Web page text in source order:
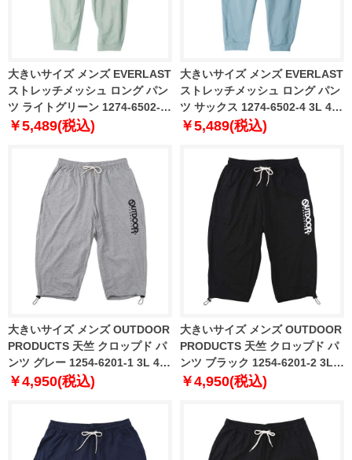
大きいサイズ メンズ EVERLAST
ストレッチメッシュ ロング パン
ツ ライトグリーン 1274-6502-3
3L 4L 5L 6L
￥5,489(税込)
大きいサイズ メンズ EVERLAST
ストレッチメッシュ ロング パン
ツ サックス 1274-6502-4 3L 4L
5L 6L
￥5,489(税込)
大きいサイズ メンズ OUTDOOR
PRODUCTS 天竺 クロップド パ
ンツ グレー 1254-6201-1 3L 4L
5L 6L 7L 8L
￥4,950(税込)
大きいサイズ メンズ OUTDOOR
PRODUCTS 天竺 クロップド パ
ンツ ブラック 1254-6201-2 3L
4L 5L 6L 7L 8L
￥4,950(税込)